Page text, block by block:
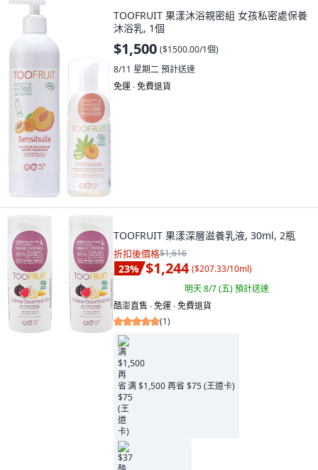
TOOFRUIT 果漾沐浴親密組 女孩私密處保養
沐浴乳, 1個
$1,500 ($1500.00/1個)
8/11 星期二預計送達
免運 ∙ 免費退貨
TOOFRUIT 果漾深層滋養乳液, 30ml, 2瓶
折扣後價格$1,616
23% $1,244 ($207.33/10ml)
明天 8/7 (五)預計送達
酷澎直售 ∙ 免運 ∙ 免費退貨
(1)
满 $1,500 再省 $75 (王道卡)